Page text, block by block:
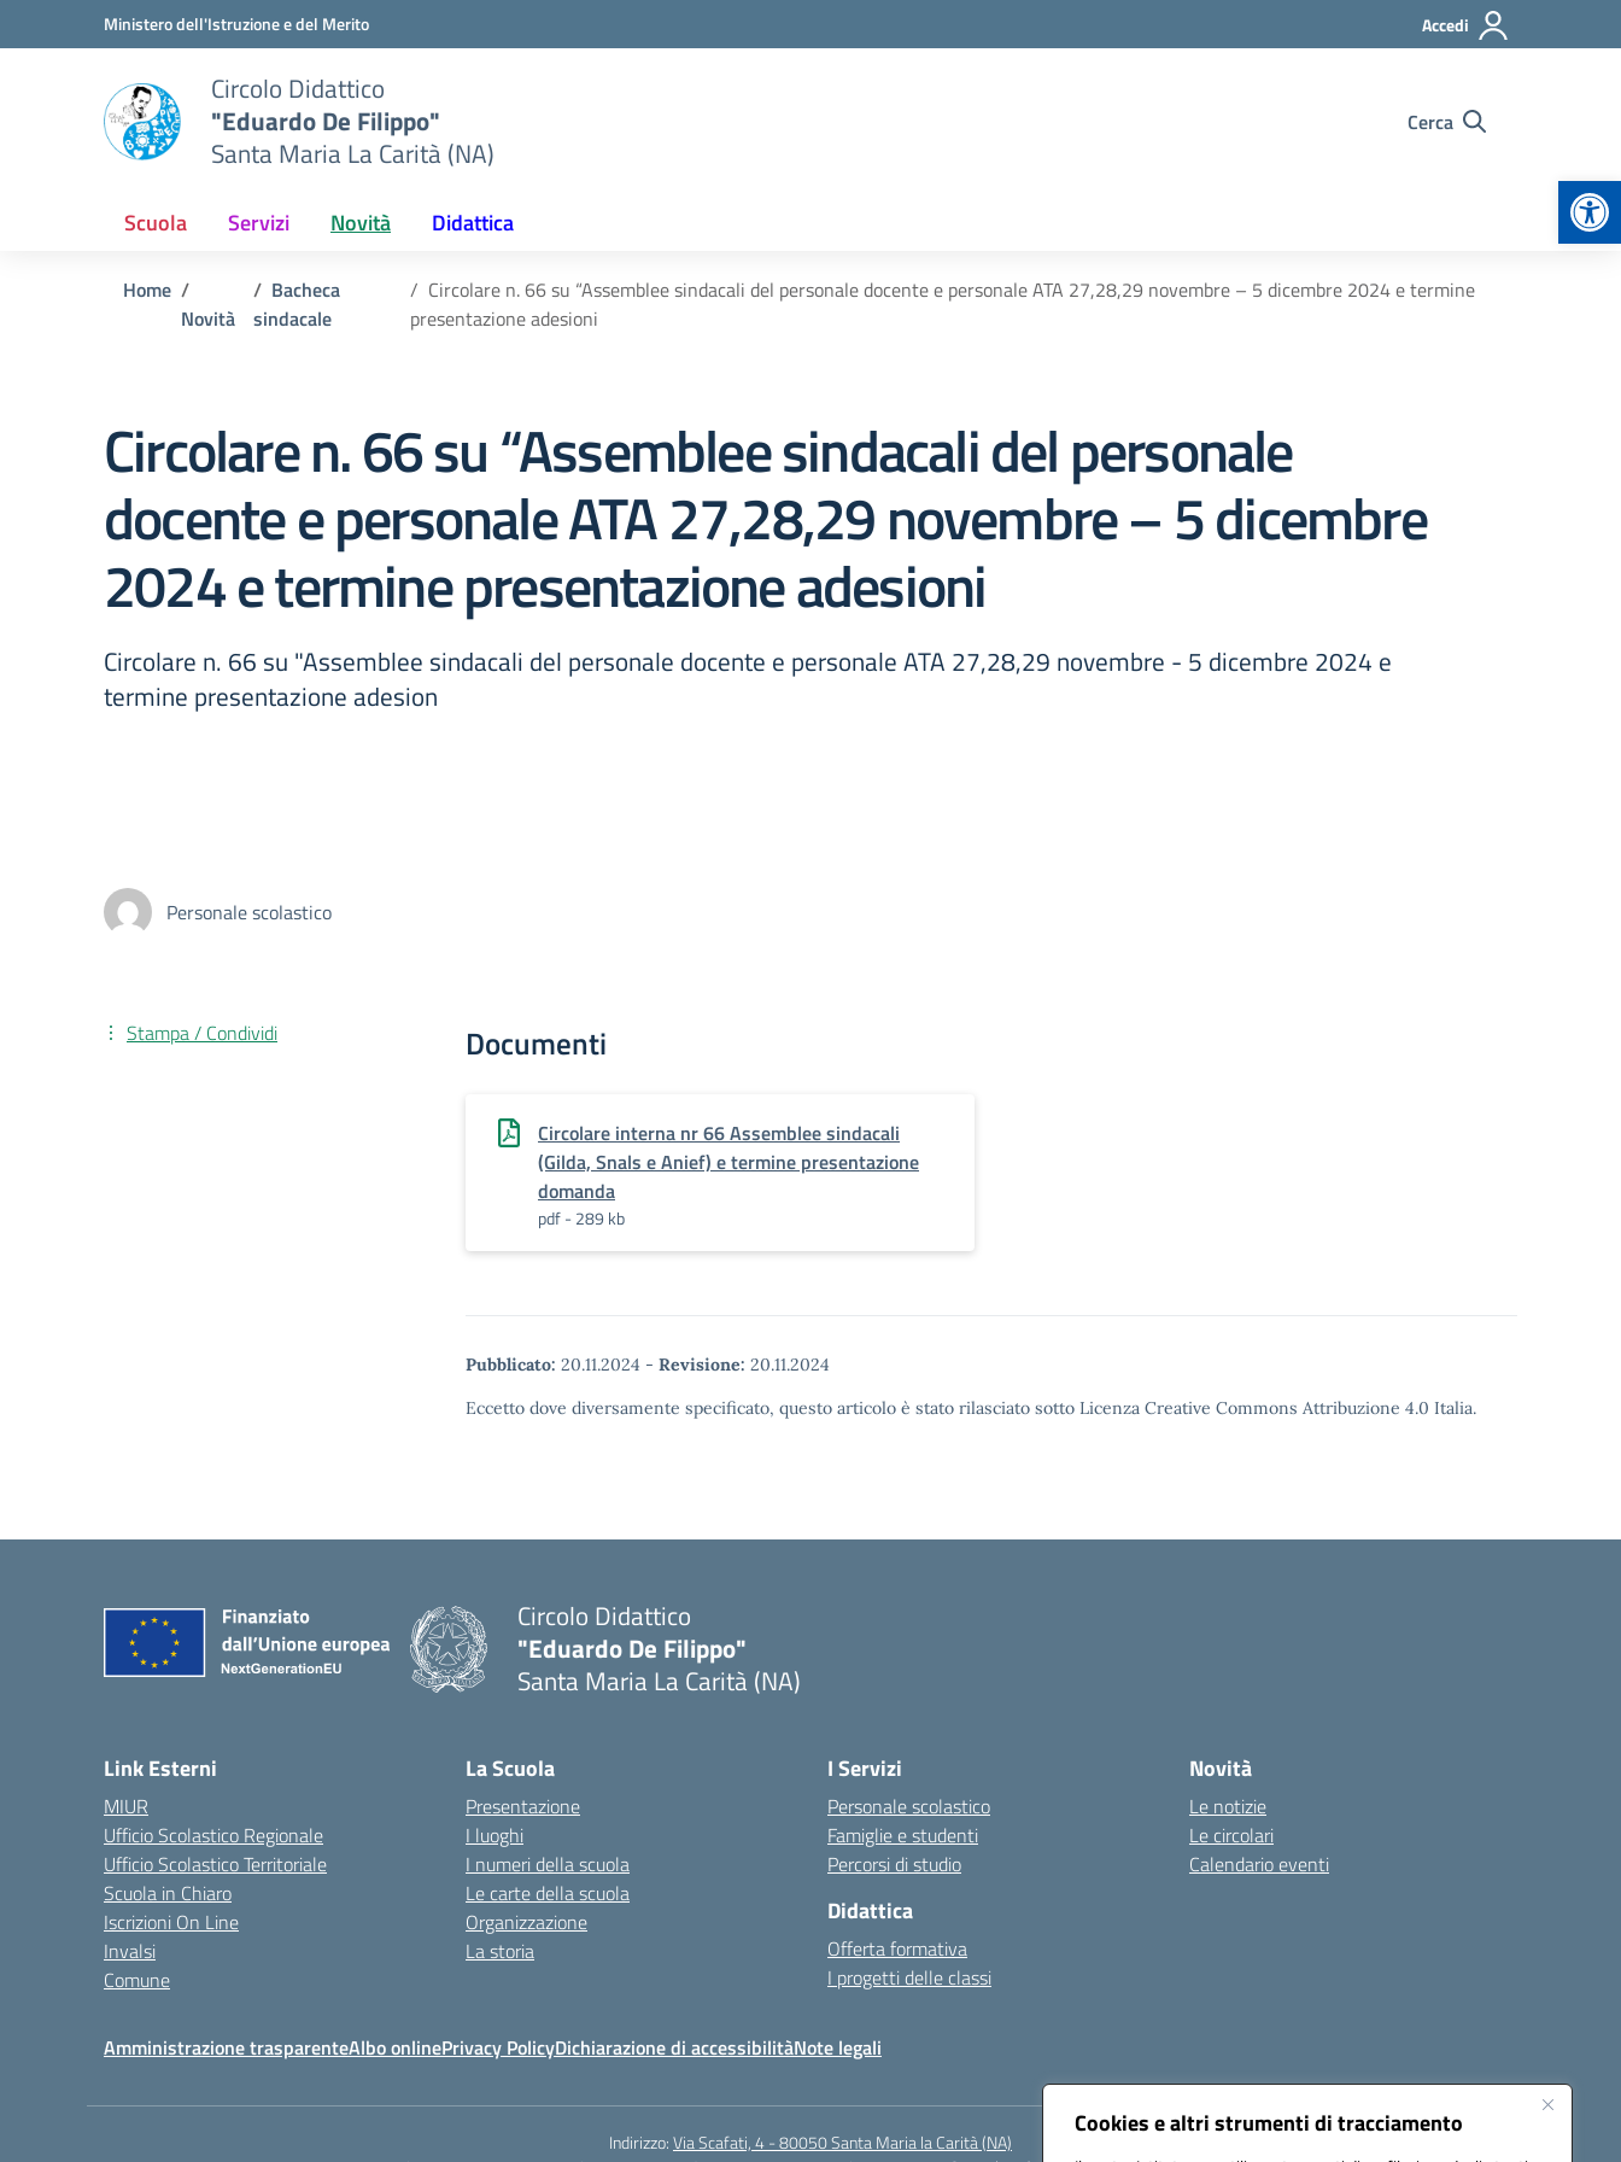
Cookies e altri strumenti di tracciamento
Vai ai contenuti
Vai al menu di navigazioneMinistero dell'Istruzione e del Merito Accedi
Circolo Didattico
"Eduardo De Filippo"
Santa Maria La Carità (NA)
Cerca
Scuola Servizi Novità Didattica
Home
Novità
Bacheca
sindacale
Circolare n. 66 su “Assemblee sindacali del personale docente e personale ATA 27,28,29 novembre – 5 dicembre 2024 e termine
presentazione adesioni
Circolare n. 66 su “Assemblee sindacali del personale
docente e personale ATA 27,28,29 novembre – 5 dicembre
2024 e termine presentazione adesioni
Circolare n. 66 su "Assemblee sindacali del personale docente e personale ATA 27,28,29 novembre - 5 dicembre 2024 e
termine presentazione adesion
Personale scolastico
Documenti
Circolare interna nr 66 Assemblee sindacali
(Gilda, Snals e Anief) e termine presentazione
domanda
pdf - 289 kb
Pubblicato: 20.11.2024 - Revisione: 20.11.2024
Eccetto dove diversamente specificato, questo articolo è stato rilasciato sotto Licenza Creative Commons Attribuzione 4.0 Italia.
Stampa / Condividi
Circolo Didattico
"Eduardo De Filippo"
Santa Maria La Carità (NA)
Link Esterni
MIUR
Ufficio Scolastico Regionale
Ufficio Scolastico Territoriale
Scuola in Chiaro
Iscrizioni On Line
Invalsi
Comune
La Scuola
Presentazione
I luoghi
I numeri della scuola
Le carte della scuola
Organizzazione
La storia
I Servizi
Personale scolastico
Famiglie e studenti
Percorsi di studio
Didattica
Offerta formativa
I progetti delle classi
Novità
Le notizie
Le circolari
Calendario eventi
Amministrazione trasparenteAlbo onlinePrivacy PolicyDichiarazione di accessibilitàNote legali
Indirizzo:Via Scafati, 4 - 80050 Santa Maria la Carità (NA)